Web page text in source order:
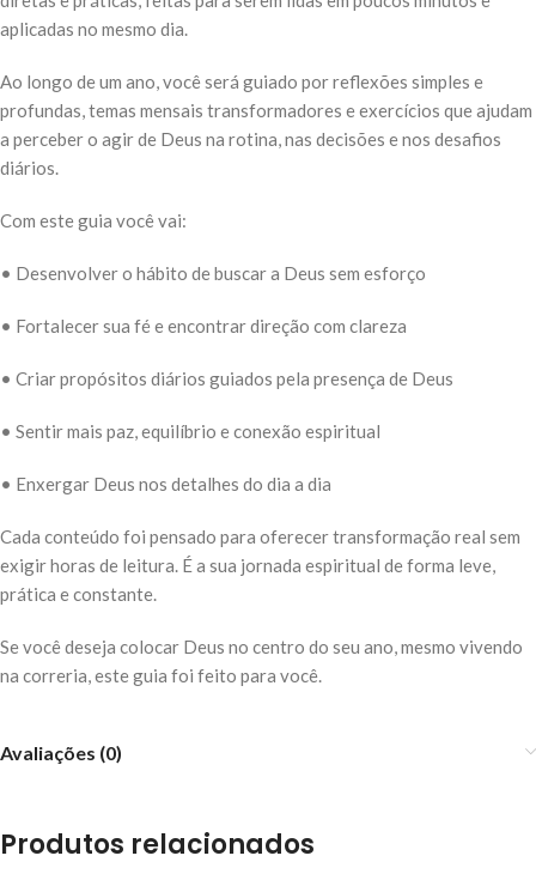
aplicadas no mesmo dia.
Ao longo de um ano, você será guiado por reflexões simples e
profundas, temas mensais transformadores e exercícios que ajudam
a perceber o agir de Deus na rotina, nas decisões e nos desafios
diários.
Com este guia você vai:
• Desenvolver o hábito de buscar a Deus sem esforço
• Fortalecer sua fé e encontrar direção com clareza
• Criar propósitos diários guiados pela presença de Deus
• Sentir mais paz, equilíbrio e conexão espiritual
• Enxergar Deus nos detalhes do dia a dia
Cada conteúdo foi pensado para oferecer transformação real sem
exigir horas de leitura. É a sua jornada espiritual de forma leve,
prática e constante.
Se você deseja colocar Deus no centro do seu ano, mesmo vivendo
na correria, este guia foi feito para você.
Avaliações (0)
Produtos relacionados